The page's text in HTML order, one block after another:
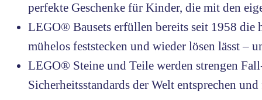
perfekte Geschenke für Kinder, die mit den
LEGO® Bausets erfüllen bereits seit 1958 die
mühelos feststecken und wieder lösen lässt –
LEGO® Steine und Teile werden strengen
Sicherheitsstandards der Welt entsprechen